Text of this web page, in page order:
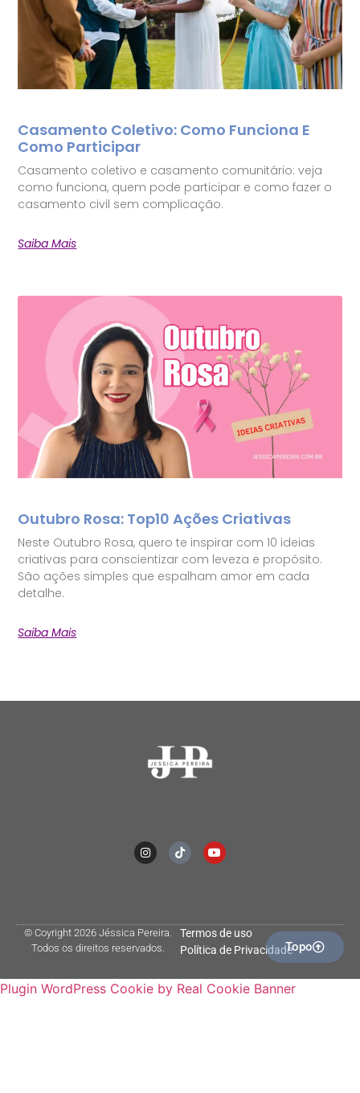
Casamento Coletivo: Como Funciona E
Como Participar
Casamento coletivo e casamento comunitário: veja
como funciona, quem pode participar e como fazer o
casamento civil sem complicação.
Saiba Mais
Outubro Rosa: Top10 Ações Criativas
Neste Outubro Rosa, quero te inspirar com 10 ideias
criativas para conscientizar com leveza e propósito.
São ações simples que espalham amor em cada
detalhe.
Saiba Mais
© Coyright 2026 Jéssica Pereira.
Todos os direitos reservados.
Termos de uso
Política de PrivacidadeTopo
Plugin WordPress Cookie by Real Cookie Banner